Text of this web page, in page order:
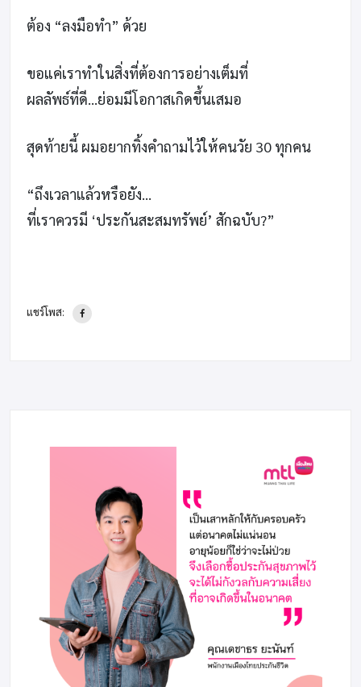
ต้อง “ลงมือทำ” ด้วย
ขอแค่เราทำในสิ่งที่ต้องการอย่างเต็มที่
ผลลัพธ์ที่ดี…ย่อมมีโอกาสเกิดขึ้นเสมอ
สุดท้ายนี้ ผมอยากทิ้งคำถามไว้ให้คนวัย 30 ทุกคน
“ถึงเวลาแล้วหรือยัง…
ที่เราควรมี ‘ประกันสะสมทรัพย์’ สักฉบับ?”
แชร์โพส: